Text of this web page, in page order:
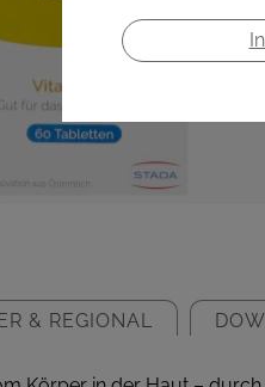
& REGIONAL